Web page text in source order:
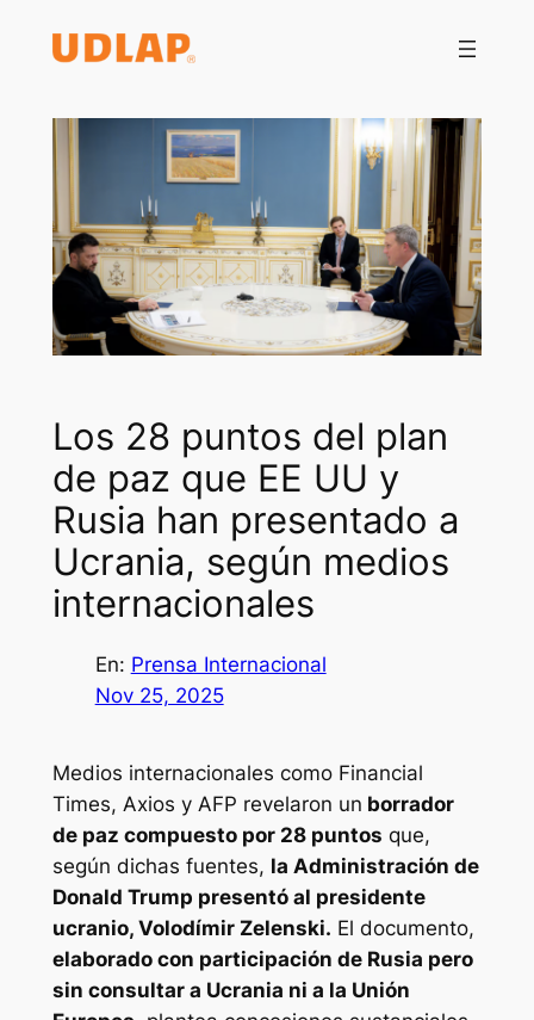
Los 28 puntos del plan
de paz que EE UU y
Rusia han presentado a
Ucrania, según medios
internacionales
En: Prensa Internacional
Nov 25, 2025
Medios internacionales como Financial
Times, Axios y AFP revelaron un borrador
de paz compuesto por 28 puntos que,
según dichas fuentes, la Administración de
Donald Trump presentó al presidente
ucranio, Volodímir Zelenski. El documento,
elaborado con participación de Rusia pero
sin consultar a Ucrania ni a la Unión